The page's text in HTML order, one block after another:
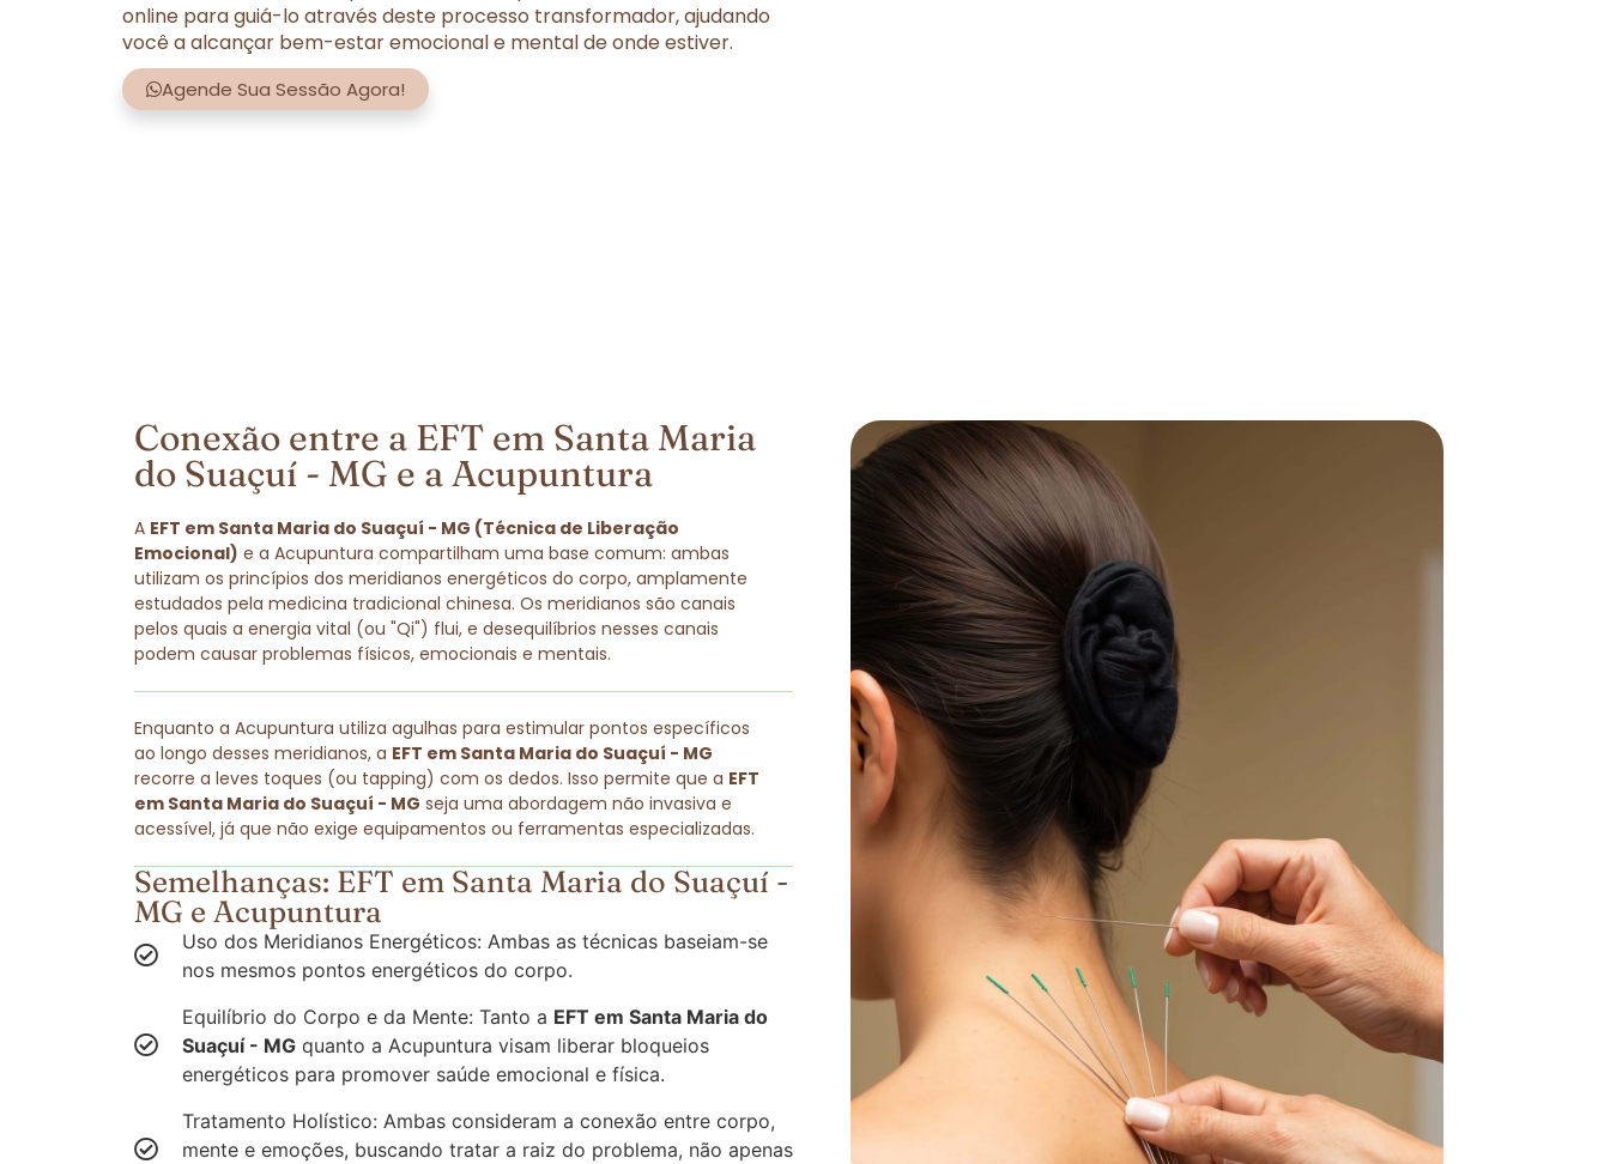
online para guiá-lo através deste processo transformador, ajudando
você a alcançar bem-estar emocional e mental de onde estiver.
Agende Sua Sessão Agora!
Conexão entre a EFT em Santa Maria
do Suaçuí - MG e a Acupuntura
A EFT em Santa Maria do Suaçuí - MG (Técnica de Liberação
Emocional) e a Acupuntura compartilham uma base comum: ambas
utilizam os princípios dos meridianos energéticos do corpo, amplamente
estudados pela medicina tradicional chinesa. Os meridianos são canais
pelos quais a energia vital (ou "Qi") flui, e desequilíbrios nesses canais
podem causar problemas físicos, emocionais e mentais.
Enquanto a Acupuntura utiliza agulhas para estimular pontos específicos
ao longo desses meridianos, a EFT em Santa Maria do Suaçuí - MG
recorre a leves toques (ou tapping) com os dedos. Isso permite que a EFT
em Santa Maria do Suaçuí - MG seja uma abordagem não invasiva e
acessível, já que não exige equipamentos ou ferramentas especializadas.
Semelhanças: EFT em Santa Maria do Suaçuí -
MG e Acupuntura
Uso dos Meridianos Energéticos: Ambas as técnicas baseiam-se
nos mesmos pontos energéticos do corpo.
Equilíbrio do Corpo e da Mente: Tanto a EFT em Santa Maria do
Suaçuí - MG quanto a Acupuntura visam liberar bloqueios
energéticos para promover saúde emocional e física.
Tratamento Holístico: Ambas consideram a conexão entre corpo,
mente e emoções, buscando tratar a raiz do problema, não apenas